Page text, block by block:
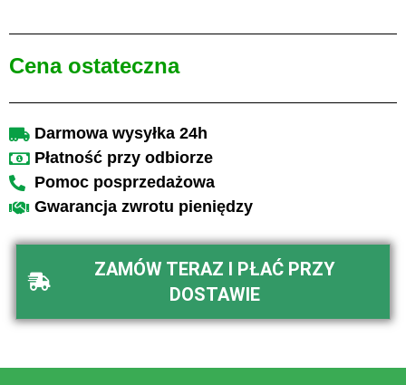
Cena ostateczna
Darmowa wysyłka 24h
Płatność przy odbiorze
Pomoc posprzedażowa
Gwarancja zwrotu pieniędzy
ZAMÓW TERAZ I PŁAĆ PRZY
DOSTAWIE